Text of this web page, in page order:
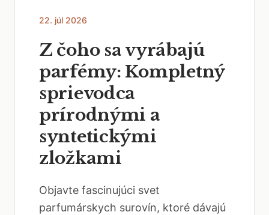
22. júl 2026
Z čoho sa vyrábajú
parfémy: Kompletný
sprievodca
prírodnými a
syntetickými
zložkami
Objavte fascinujúci svet
parfumárskych surovín, ktoré dávajú